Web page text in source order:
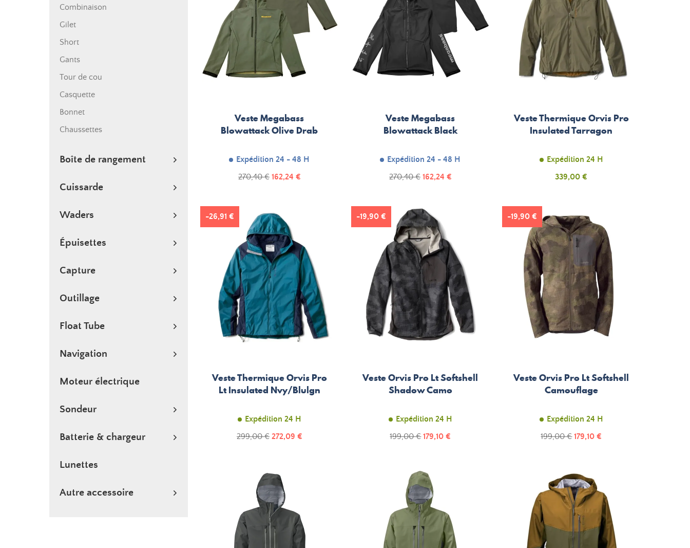
Combinaison
Gilet
Short
Gants
Tour de cou
Casquette
Bonnet
Chaussettes
Boîte de rangement
Cuissarde
Waders
Épuisettes
Capture
Outillage
Float Tube
Navigation
Moteur électrique
Sondeur
Batterie & chargeur
Lunettes
Autre accessoire
Veste Megabass
Blowattack Olive Drab
Expédition 24 - 48 H
Prix
270,40 € Prix
162,24 €
Veste Megabass
Blowattack Black
Expédition 24 - 48 H
Prix
270,40 € Prix
162,24 €
Veste Thermique Orvis Pro
Insulated Tarragon
Expédition 24 H
Prix
339,00 €
Veste Thermique Orvis Pro
Lt Insulated Nvy/Blulgn
Expédition 24 H
Prix
299,00 € Prix
272,09 €
-26,91 €
Veste Orvis Pro Lt Softshell
Shadow Camo
Expédition 24 H
Prix
199,00 €Prix
179,10 €
-19,90 €
Veste Orvis Pro Lt Softshell
Camouflage
Expédition 24 H
Prix
199,00 €Prix
179,10 €
-19,90 €